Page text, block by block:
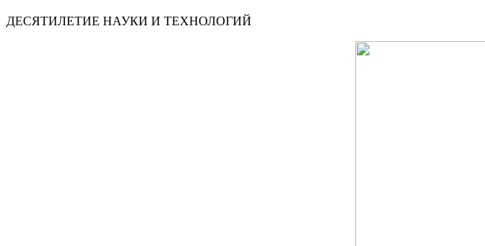
ДЕСЯТИЛЕТИЕ НАУКИ И ТЕХНОЛОГИЙ